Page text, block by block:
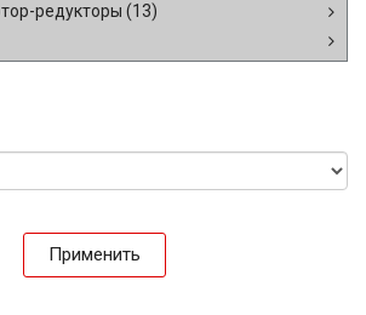
редукторы (13)
Применить